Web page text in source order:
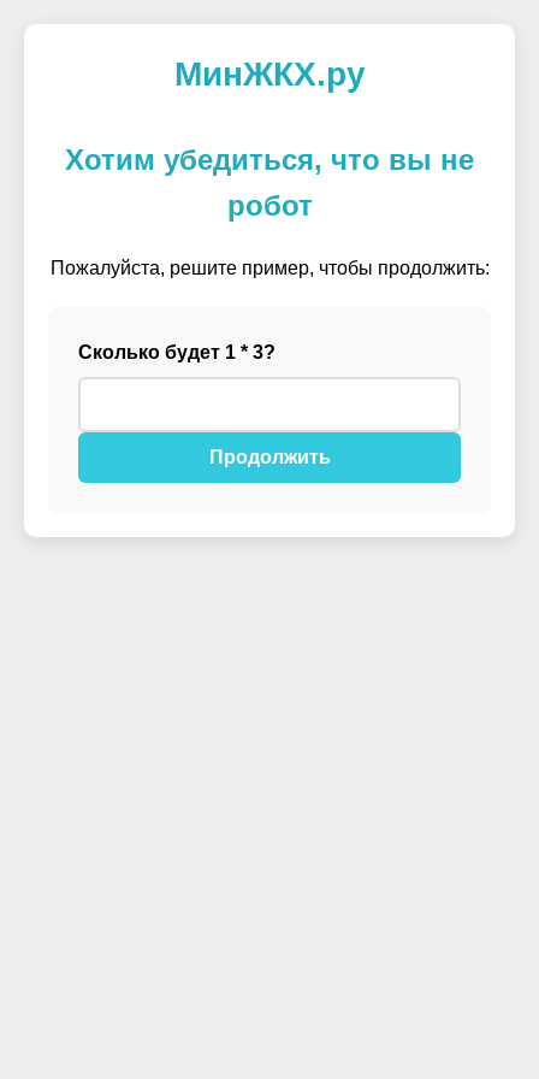
МинЖКХ.ру
Хотим убедиться, что вы не
робот
Пожалуйста, решите пример, чтобы продолжить:
Сколько будет 1 * 3?
Продолжить